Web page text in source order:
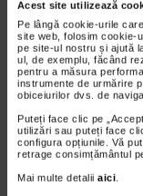
Acest site utilizează
Pe lângă cookie-urile
site web, folosim cookie-
pe site-ul nostru și ajută
ul, de exemplu, făcând
pentru a măsura
instrumente de urmărire
obiceiurilor dvs. de
Puteți face clic pe
utilizări sau puteți face
configura opțiunile. Vă
retrage consimțământul
Mai multe detalii aici
la fiecare femeie).
varste cuprinse
la copii. Calculii
100.000 de cazuri
fiecare an, tratate
ureteroscopii.
Pietre la
recidiva